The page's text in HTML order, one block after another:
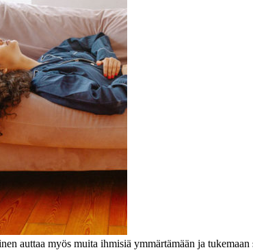
auttaa myös muita ihmisiä ymmärtämään ja